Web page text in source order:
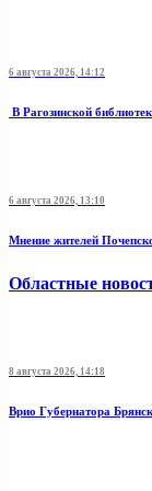
6 августа 2026, 14:12
В Рагозинской
6 августа 2026, 13:10
Мнение жителей
Областные
8 августа 2026, 14:18
Врио Губернатора